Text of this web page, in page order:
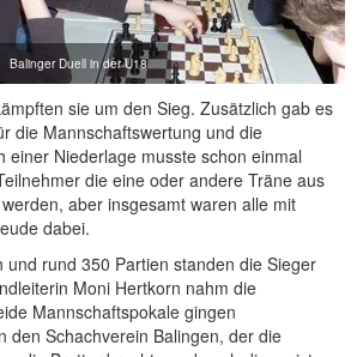
Balinger Duell in der U18
sie um den Sieg. Zusätzlich gab es
die Mannschaftswertung und die
einer Niederlage musste schon einmal
die eine oder andere Träne aus
aber insgesamt waren alle mit
dabei.
und rund 350 Partien standen die Sieger
Moni Hertkorn nahm die
Mannschaftspokale gingen
den Schachverein Balingen, der die